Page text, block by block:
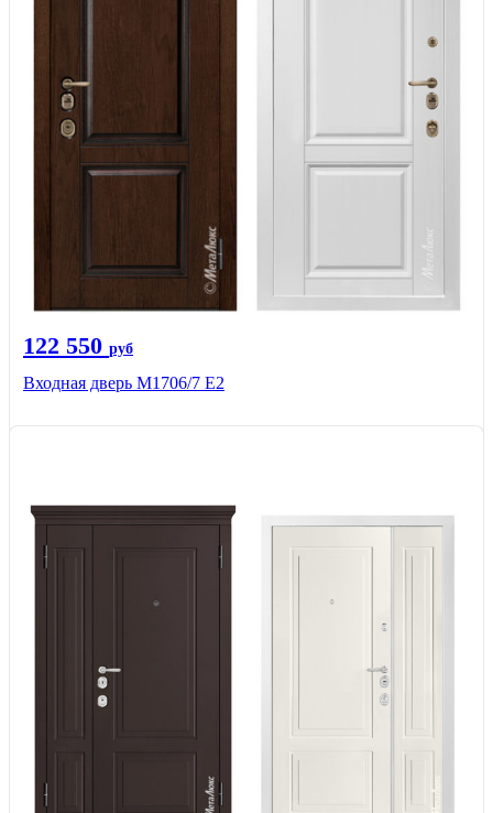
122 550 руб
Входная дверь М1706/7 E2